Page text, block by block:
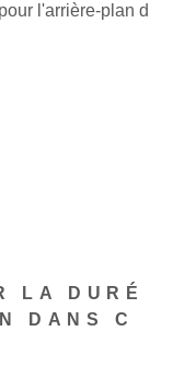
l'arrière-plan d
LA DURÉ
DANS C